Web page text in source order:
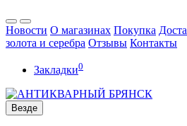
Новости О магазинах Покупка
золота и серебра Отзывы Контакты
Закладки0
Везде